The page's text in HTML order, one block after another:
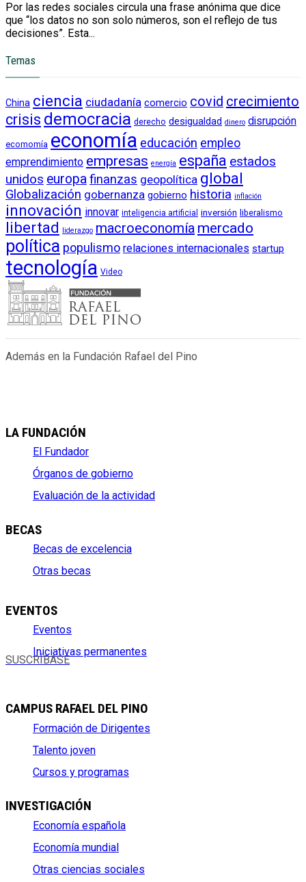
Por las redes sociales circula una frase anónima que dice
que “los datos no son solo números, son el reflejo de tus
decisiones”. Esta...
Temas
China ciencia ciudadanía comercio covid crecimiento
crisis democracia derecho desigualdad dinero disrupción
ecomomía economía educación empleo
emprendimiento empresas energía españa estados
unidos europafinanzas geopolítica global
Globalización gobernanza gobierno historia inflación
innovación innovar inteligencia artificial inversión liberalismo
libertad liderazgo macroeconomía mercado
política populismo relaciones internacionales startup
tecnología Video
Además en la Fundación Rafael del Pino
LA FUNDACIÓN
El Fundador
Órganos de gobierno
Evaluación de la actividad
BECAS
Becas de excelencia
Otras becas
EVENTOS
Eventos
Iniciativas permanentes
SUSCRÍBASE
CAMPUS RAFAEL DEL PINO
Formación de Dirigentes
Talento joven
Cursos y programas
INVESTIGACIÓN
Economía española
Economía mundial
Otras ciencias sociales